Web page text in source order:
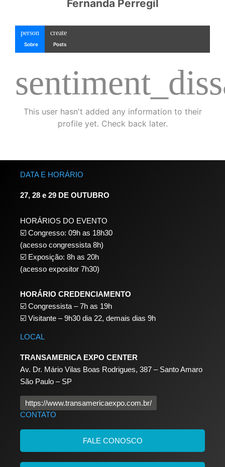
Fernanda Perregil
person
Sobre
create
Posts
This user hasn't added any information to their
profile yet. Check back later.
DATA E HORÁRIO
27, 28 e 29 DE OUTUBRO
HORÁRIOS DO EVENTO
☑️ Congresso: 09h as 18h30
(acesso congressista 8h)
☑️ Exposição: 8h as 20h
(acesso expositor 7h30)
HORÁRIO CREDENCIAMENTO
☑️ Congressista – 7h as 19h
☑️ Visitante – 9h30 dia 22, demais dias 9h
LOCAL
TRANSAMERICA EXPO CENTER
Av. Dr. Mário Vilas Boas Rodrigues, 387 – Santo Amaro
São Paulo – SP
https://www.transamericaexpo.com.br/
CONTATO
FALE CONOSCO